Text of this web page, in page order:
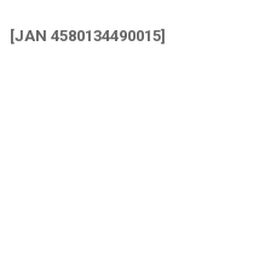
[JAN 4580134490015]